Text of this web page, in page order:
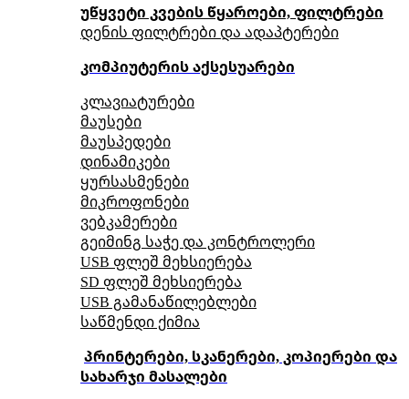
უწყვეტი კვების წყაროები, ფილტრები
დენის ფილტრები და ადაპტერები
კომპიუტერის აქსესუარები
კლავიატურები
მაუსები
მაუსპედები
დინამიკები
ყურსასმენები
მიკროფონები
ვებკამერები
გეიმინგ საჭე და კონტროლერი
USB ფლეშ მეხსიერება
SD ფლეშ მეხსიერება
USB გამანაწილებლები
საწმენდი ქიმია
პრინტერები, სკანერები, კოპიერები და
სახარჯი მასალები